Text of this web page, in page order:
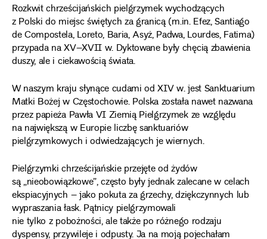
Rozkwit chrześcijańskich pielgrzymek wychodzących
z Polski do miejsc świętych za granicą (m.in. Efez, Santiago
de Compostela, Loreto, Baria, Asyż, Padwa, Lourdes, Fatima)
przypada na XV–XVII w. Dyktowane były chęcią zbawienia
duszy, ale i ciekawością świata.
W naszym kraju słynące cudami od XIV w. jest Sanktuarium
Matki Bożej w Częstochowie. Polska została nawet nazwana
przez papieża Pawła VI Ziemią Pielgrzymek ze względu
na największą w Europie liczbę sanktuariów
pielgrzymkowych i odwiedzających je wiernych.
Pielgrzymki chrześcijańskie przejęte od żydów
są „nieobowiązkowe”, często były jednak zalecane w celach
ekspiacyjnych – jako pokuta za grzechy, dziękczynnych lub
wypraszania łask. Pątnicy pielgrzymowali
nie tylko z pobożności, ale także po różnego rodzaju
dyspensy, przywileje i odpusty. Ja na moją pojechałam